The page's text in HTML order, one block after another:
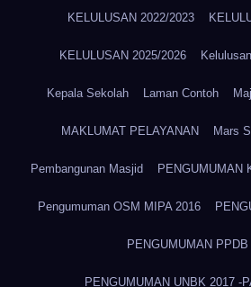
KELULUSAN 2022/2023
KELULUSAN 2025/2026
Kepala Sekolah Laman Contoh
MAKLUMAT PELAYANAN Mars
Pembangunan Masjid PENGUMUMAN
Pengumuman OSM MIPA 2016
PENGUMUMAN PPDB
PENGUMUMAN UNBK 2017 -